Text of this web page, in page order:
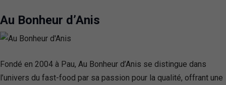
Au Bonheur d’Anis
Fondé en 2004 à Pau, Au Bonheur d’Anis se distingue dans
l’univers du fast-food par sa passion pour la qualité, offrant une